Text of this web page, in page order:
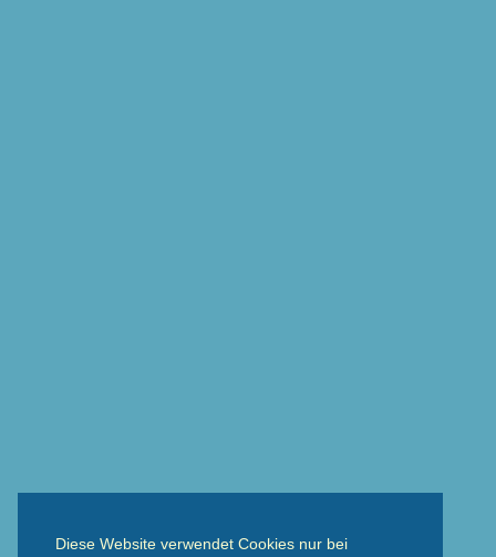
Diese Website verwendet Cookies nur bei